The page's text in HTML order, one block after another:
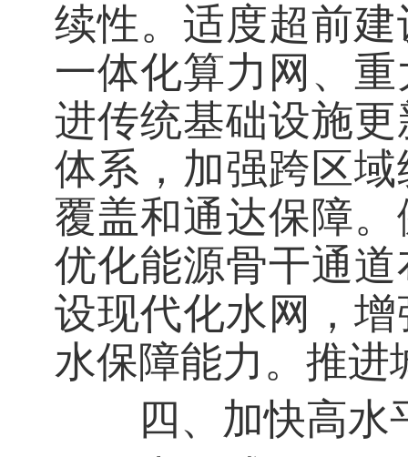
续性。适度超前
一体化算力网、
进传统基础设施
体系，加强跨区
覆盖和通达保障
优化能源骨干通
设现代化水网，
水保障能力。推进
四、加快高水平